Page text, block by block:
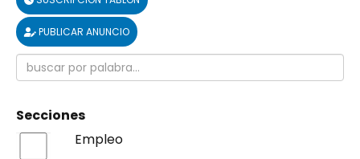
PUBLICAR ANUNCIO
Secciones
Empleo